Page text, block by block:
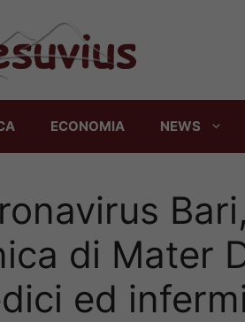
ECONOMIA NEWS
di Mater
ed